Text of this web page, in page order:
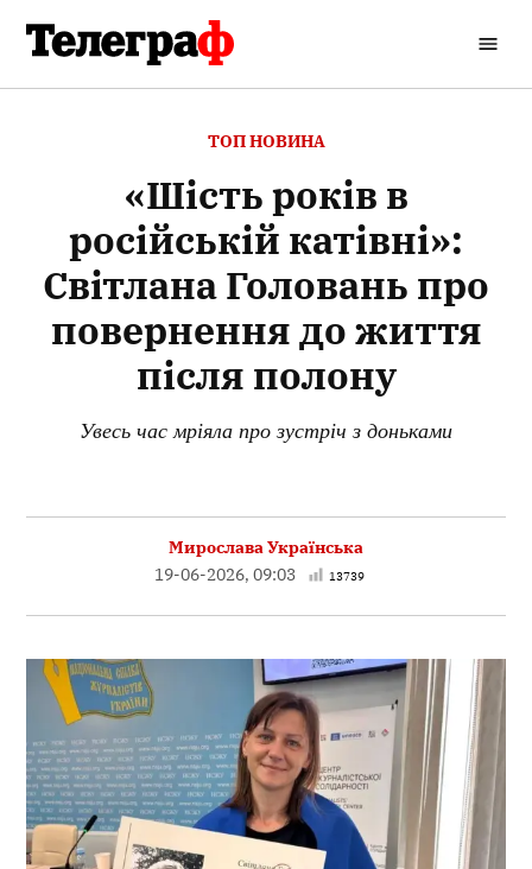
вмісту
Телеграф
ОПУБЛІКОВАНО
ТОП НОВИНА
«Шість років в
російській катівні»:
Світлана Головань про
повернення до життя
після полону
Увесь час мріяла про зустріч з доньками
Мирослава Українська
19-06-2026, 09:03
13739